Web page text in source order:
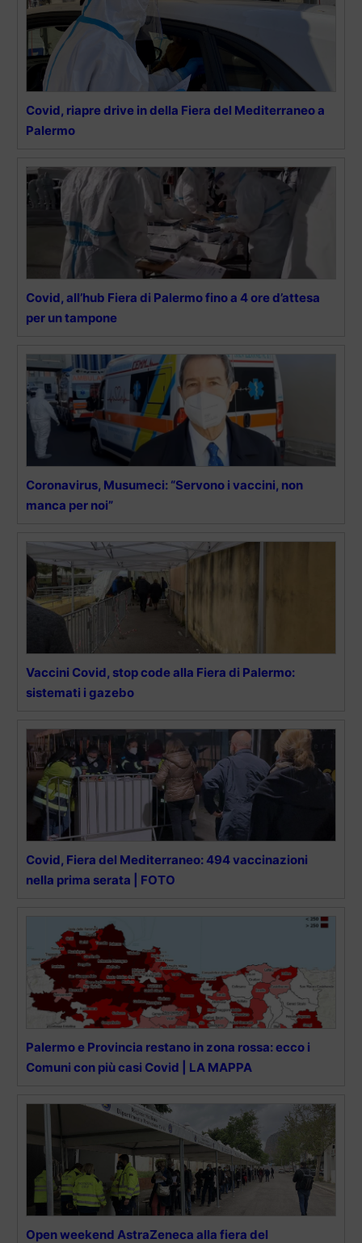
Covid, riapre drive in della Fiera del Mediterraneo a
Palermo
Covid, all’hub Fiera di Palermo fino a 4 ore d’attesa
per un tampone
Coronavirus, Musumeci: “Servono i vaccini, non
manca per noi”
Vaccini Covid, stop code alla Fiera di Palermo:
sistemati i gazebo
Covid, Fiera del Mediterraneo: 494 vaccinazioni
nella prima serata | FOTO
Palermo e Provincia restano in zona rossa: ecco i
Comuni con più casi Covid | LA MAPPA
Open weekend AstraZeneca alla fiera del